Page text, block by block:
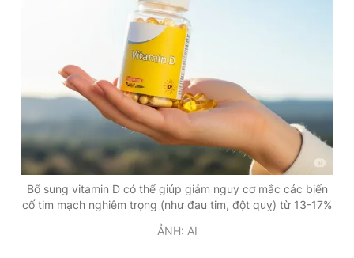
0908 780 404
Quảng cáo RSS
Tổng biên tập: Nguyễn Ngọc Toàn
Phó tổng biên tập thường trực: Hải Thành
Phó tổng biên tập: Lâm Hiếu Dũng
Phó tổng biên tập: Trần Việt Hưng
Tổng thư ký tòa soạn: Đức Trung
Giấy phép xuất bản số 110/GP - BTTTT cấp ngày 24.3.2020
© 2003-2026 Bản quyền thuộc về Báo Thanh Niên. Cấm sao
chép dưới mọi hình thức nếu không có sự chấp thuận bằng văn
bản. Phát triển bởi ePi Technologies, JSC.
Bổ sung vitamin D có thể giúp giảm nguy cơ mắc các biến
cố tim mạch nghiêm trọng (như đau tim, đột quỵ) từ 13-17%
ẢNH: AI